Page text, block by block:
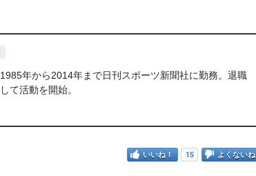
年から2014年まで日刊スポーツ新聞社に勤務。退職
て活動を開始。
いいね！ 15 よくないね